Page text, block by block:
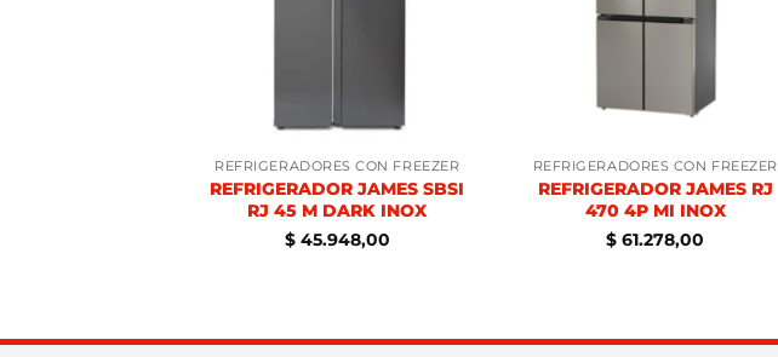
REFRIGERADORES CON FREEZER
REFRIGERADOR JAMES SBSI
RJ 45 M DARK INOX
$45.948,00
REFRIGERADORES CON FREEZER
REFRIGERADOR JAMES RJ
470 4P MI INOX
$ 61.278,00